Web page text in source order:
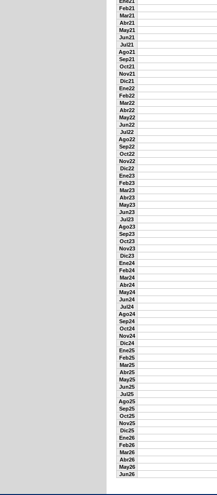
Feb21
Mar21
Abr21
May21
Jun21
Jul21
Ago21
Sep21
Oct21
Nov21
Dic21
Ene22
Feb22
Mar22
Abr22
May22
Jun22
Jul22
Ago22
Sep22
Oct22
Nov22
Dic22
Ene23
Feb23
Mar23
Abr23
May23
Jun23
Jul23
Ago23
Sep23
Oct23
Nov23
Dic23
Ene24
Feb24
Mar24
Abr24
May24
Jun24
Jul24
Ago24
Sep24
Oct24
Nov24
Dic24
Ene25
Feb25
Mar25
Abr25
May25
Jun25
Jul25
Ago25
Sep25
Oct25
Nov25
Dic25
Ene26
Feb26
Mar26
Abr26
May26
Jun26